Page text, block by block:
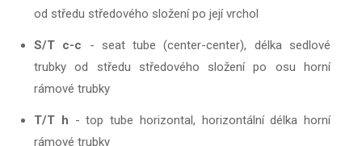
od středu středového složení po její vrchol
S/T c-c - seat tube (center-center), délka sedlové
trubky od středu středového složení po osu horní
rámové trubky
T/T h - top tube horizontal, horizontální délka horní
rámové trubky